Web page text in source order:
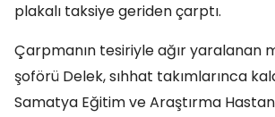
plakalı taksiye geriden çarptı.
Çarpmanın tesiriyle ağır yaralanan
şoförü Delek, sıhhat takımlarınca
Samatya Eğitim ve Araştırma